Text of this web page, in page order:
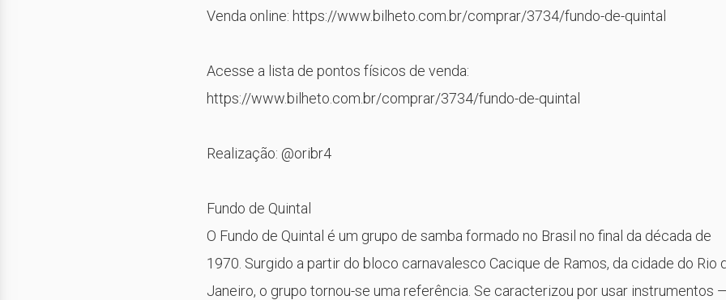
Venda online: https://www.bilheto.com.br/comprar/3734/fundo-de-quintal
Acesse a lista de pontos físicos de venda:
https://www.bilheto.com.br/comprar/3734/fundo-de-quintal
Realização: @oribr4
Fundo de Quintal
O Fundo de Quintal é um grupo de samba formado no Brasil no final da década de
1970. Surgido a partir do bloco carnavalesco Cacique de Ramos, da cidade do Rio
Janeiro, o grupo tornou-se uma referência. Se caracterizou por usar instrumentos